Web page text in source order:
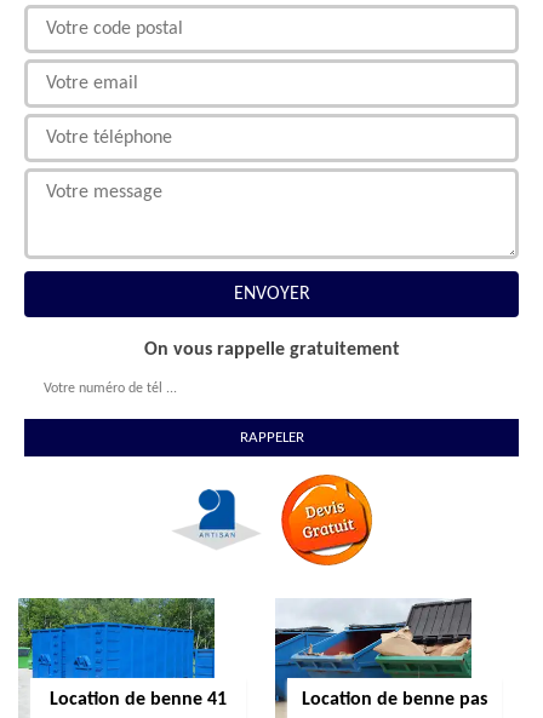
On vous rappelle gratuitement
Location de benne 41
Location de benne pas